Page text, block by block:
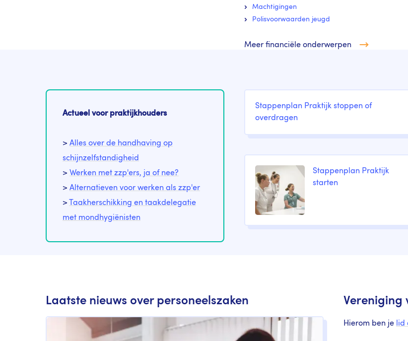
Machtigingen
Polisvoorwaarden jeugd
Meer financiële onderwerpen
Actueel voor praktijkhouders
> Alles over de handhaving op
schijnzelfstandigheid
> Werken met zzp'ers, ja of nee?
> Alternatieven voor werken als zzp'er
>
Taakherschikking en taakdelegatie
met mondhygiënisten
Stappenplan Praktijk stoppen of
overdragen
Stappenplan Praktijk
starten
Laatste nieuws over personeelszaken Vereniging
Hierom ben je